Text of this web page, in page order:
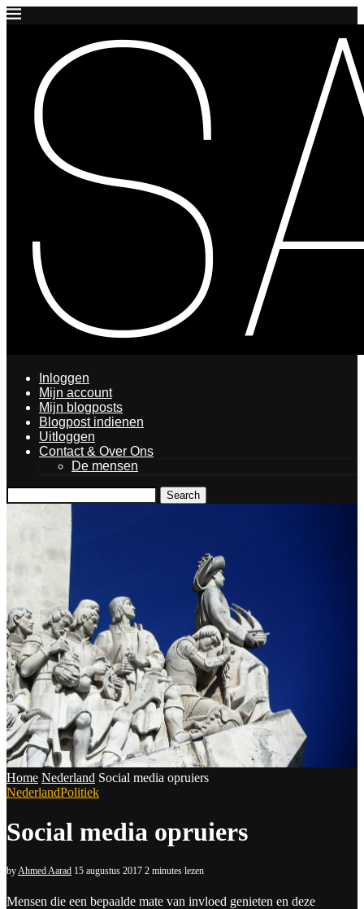
Inloggen
Mijn account
Mijn blogposts
Blogpost indienen
Uitloggen
Contact & Over Ons
De mensen
Search
Home Nederland Social media opruiers
NederlandPolitiek
Social media opruiers
by Ahmed Aarad 15 augustus 2017 2 minutes lezen
Mensen die een bepaalde mate van invloed genieten en deze